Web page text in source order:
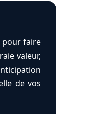
pour faire
valeur,
de vos